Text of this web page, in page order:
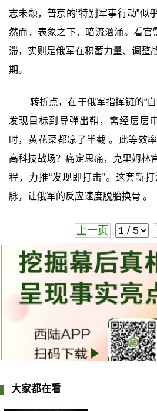
志未颓，普京的“特别军事行动”似
然而，表象之下，暗流汹涌。看官
滞，实则是俄军在积蓄力量、调整
期。
转折点，在于俄军指挥链的“
发现目标到导弹出鞘，需经层层
时，黄花菜都凉了半截 。此等效
高科技战场？痛定思痛，克里姆林
程，力推“发现即打击”。这套新
脉，让俄军的反应速度脱胎换骨 。
上一页
大家都在看